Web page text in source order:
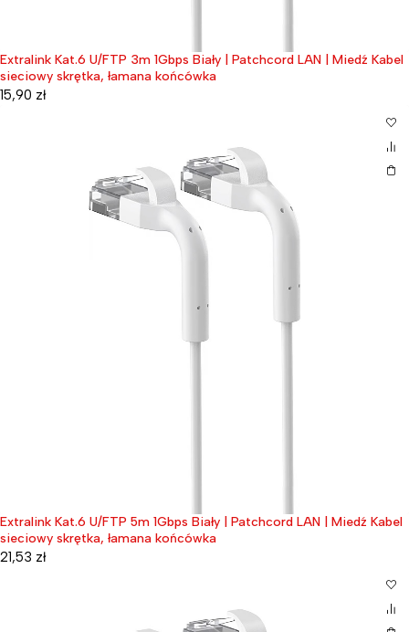
Extralink Kat.6 U/FTP 3m 1Gbps Biały | Patchcord LAN | Miedź Kabel
sieciowy skrętka, łamana końcówka
15,90 zł
Extralink Kat.6 U/FTP 5m 1Gbps Biały | Patchcord LAN | Miedź Kabel
sieciowy skrętka, łamana końcówka
21,53 zł